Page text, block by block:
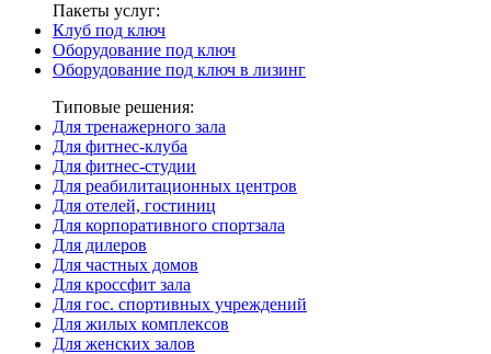
Пакеты услуг:
Клуб под ключ
Оборудование под ключ
Оборудование под ключ в лизинг
Типовые решения:
Для тренажерного зала
Для фитнес-клуба
Для фитнес-студии
Для реабилитационных центров
Для отелей, гостиниц
Для корпоративного спортзала
Для дилеров
Для частных домов
Для кроссфит зала
Для гос. спортивных учреждений
Для жилых комплексов
Для женских залов